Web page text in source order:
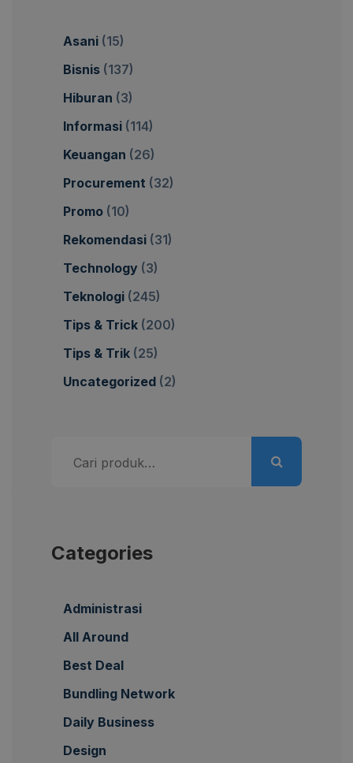
Asani (15)
Bisnis (137)
Hiburan (3)
Informasi (114)
Keuangan (26)
Procurement (32)
Promo (10)
Rekomendasi (31)
Technology (3)
Teknologi (245)
Tips & Trick (200)
Tips & Trik (25)
Uncategorized (2)
untuk:
Categories
Administrasi
All Around
Best Deal
Bundling Network
Daily Business
Design